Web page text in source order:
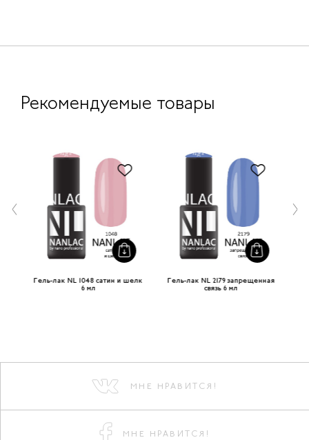
Рекомендуемые товары
Гель-лак NL 1048 сатин и шелк
6 мл
Гель-лак NL 2179 запрещенная
связь 6 мл
МНЕ НРАВИТСЯ!
МНЕ НРАВИТСЯ!